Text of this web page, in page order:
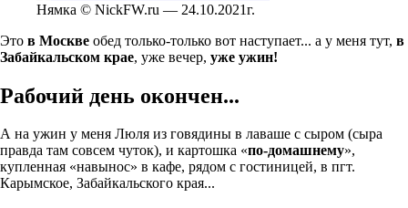
Нямка © NickFW.ru — 24.10.2021г.
Это в Москве обед только-только вот наступает... а у меня тут, в
Забайкальском крае, уже вечер, уже ужин!
Рабочий день окончен...
А на ужин у меня Люля из говядины в лаваше с сыром (сыра
правда там совсем чуток), и картошка «по-домашнему»,
купленная «навынос» в кафе, рядом с гостиницей, в пгт.
Карымское, Забайкальского края...